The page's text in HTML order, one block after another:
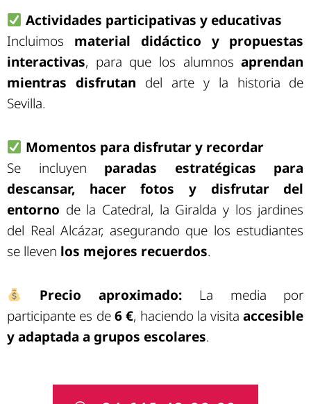
Actividades participativas y educativas
Incluimos material didáctico y propuestas
interactivas, para que los alumnosaprendan
mientras disfrutan del arte y la historia de
Sevilla.
Momentos para disfrutar y recordar
Se incluyen paradas estratégicas para
descansar, hacer fotos y disfrutar del
entorno de la Catedral, la Giralda y los jardines
del Real Alcázar, asegurando que los estudiantes
se lleven los mejores recuerdos.
Precio aproximado:La media por
participante es de6 €, haciendo la visitaaccesible
y adaptada a grupos escolares.